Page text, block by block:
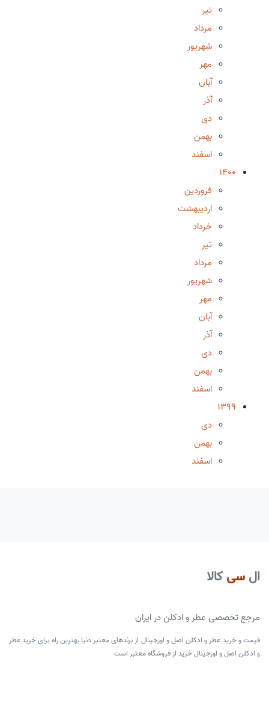
تیر
مرداد
شهریور
مهر
آبان
آذر
دی
بهمن
اسفند
1400
فروردین
اردیبهشت
خرداد
تیر
مرداد
شهریور
مهر
آبان
آذر
دی
بهمن
اسفند
1399
دی
بهمن
اسفند
ال سی کالا
مرجع تخصصی عطر و ادکلن در ایران
قیمت و خرید عطر و ادکلن اصل و اورجینال از برندهای معتبر دنیا بهترین راه برای خرید عطر
و ادکلن اصل و اورجینال خرید از فروشگاه معتبر است